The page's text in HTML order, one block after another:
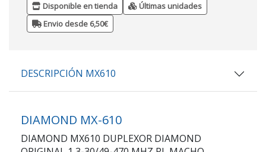
Disponible en tienda
Últimas unidades
Envio desde 6,50€
DESCRIPCIÓN MX610
DIAMOND MX-610
DIAMOND MX610 DUPLEXOR DIAMOND